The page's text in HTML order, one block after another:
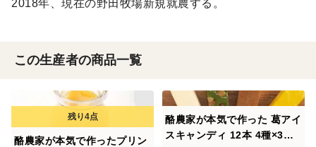
2018年、現在の野田牧場新規就農する。
この生産者の商品一覧
酪農家が本気で作ったプリン
酪農家が本気で作った 葛アイ
スキャンディ 12本 4種×3本